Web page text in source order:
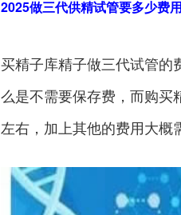
2025做三代供精试管要多少费用
买精子库精子做三代试管的
么是不需要保存费，而购买
左右，加上其他的费用大概